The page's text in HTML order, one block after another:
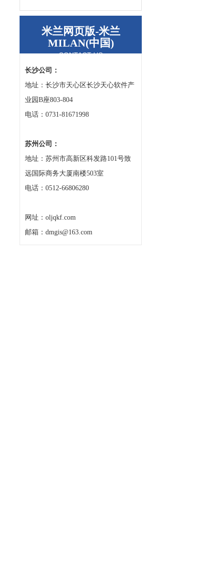
米兰网页版-米兰
MILAN(中国)
CONTACT US
长沙公司：
地址：长沙市天心区长沙天心软件产
业园B座803-804
电话：0731-81671998
苏州公司：
地址：苏州市高新区科发路101号致
远国际商务大厦南楼503室
电话：0512-66806280
网址：oljqkf.com
邮箱：dmgis@163.com